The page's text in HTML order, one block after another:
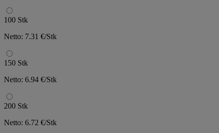
100 Stk
Netto: 7.31 €/Stk
150 Stk
Netto: 6.94 €/Stk
200 Stk
Netto: 6.72 €/Stk